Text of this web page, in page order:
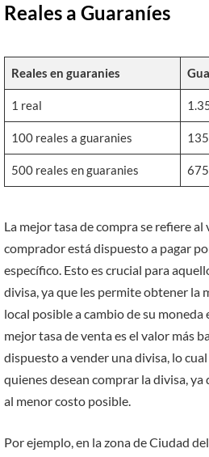
Reales a Guaraníes
Reales en guaranies
1 real
100 reales a guaranies
500 reales en guaranies
La mejor tasa de compra se refiere
comprador está dispuesto a pagar
específico. Esto es crucial para
divisa, ya que les permite obtener la
local posible a cambio de su
mejor tasa de venta es el valor más
dispuesto a vender una divisa, lo
quienes desean comprar la divisa,
al menor costo posible.
Por ejemplo, en la zona de Ciudad